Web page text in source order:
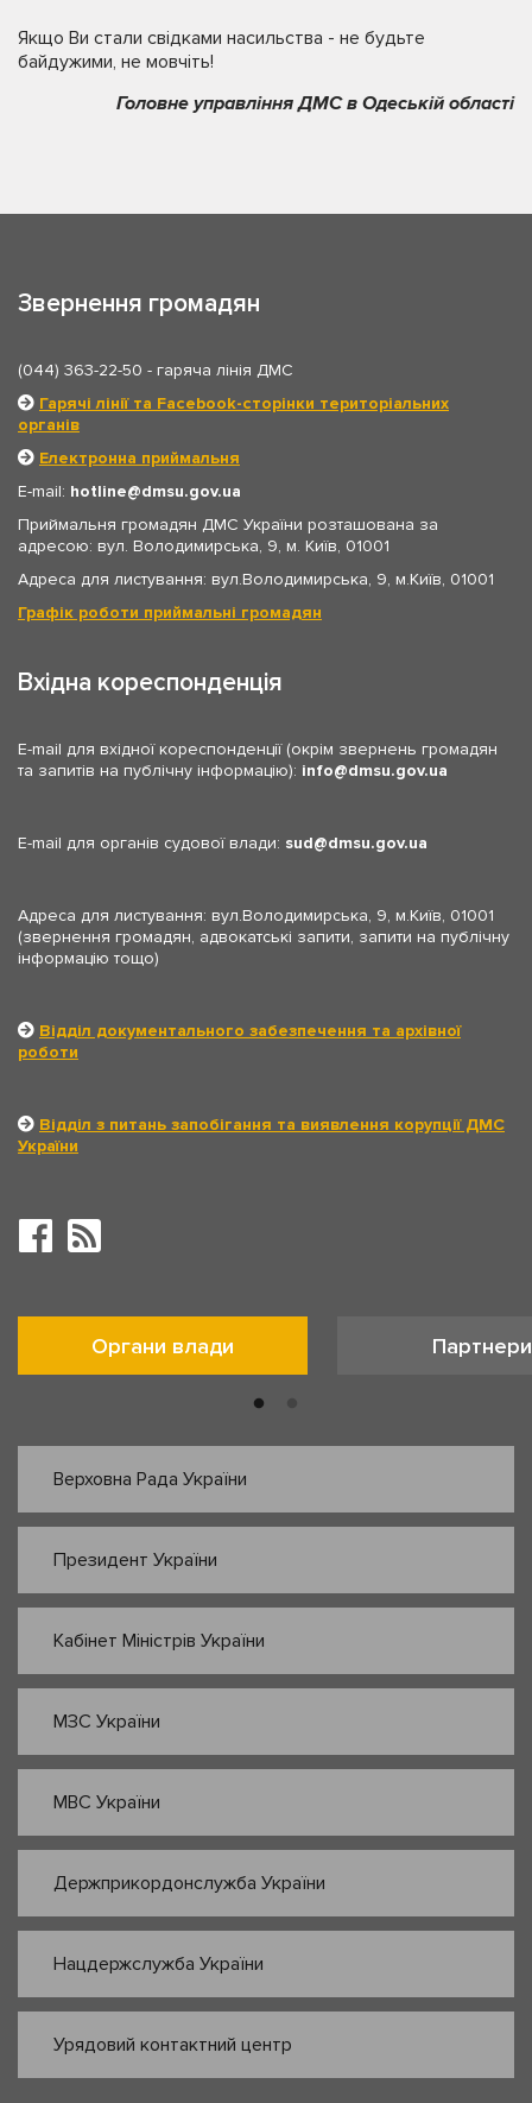
Якщо Ви стали свідками насильства - не будьте
байдужими, не мовчіть!
Головне управління ДМС в Одеській області
Звернення громадян
(044) 363-22-50 - гаряча лінія ДМС
Гарячі лінії та Facebook-сторінки територіальних
органів
Електронна приймальня
E-mail: hotline
dmsu.gov.ua
Приймальня громадян ДМС України розташована за
адресою: вул. Володимирська, 9, м. Київ, 01001
Адреса для листування: вул.Володимирська, 9, м.Київ, 01001
Графік роботи приймальні громадян
Вхідна кореспонденція
E-mail для вхідної кореспонденції (окрім звернень громадян
та запитів на публічну інформацію): info dmsu.gov.ua
E-mail для органів судової влади: sud dmsu.gov.ua
Адреса для листування: вул.Володимирська, 9, м.Київ, 01001
(звернення громадян, адвокатські запити, запити на публічну
інформацію тощо)
Відділ документального забезпечення та архівної
роботи
Відділ з питань запобігання та виявлення корупції ДМС
України
Органи влади Партнери
Верховна Рада України
Президент України
Кабінет Міністрів України
МЗС України
МВС України
Держприкордонслужба України
Нацдержслужба України
Урядовий контактний центр